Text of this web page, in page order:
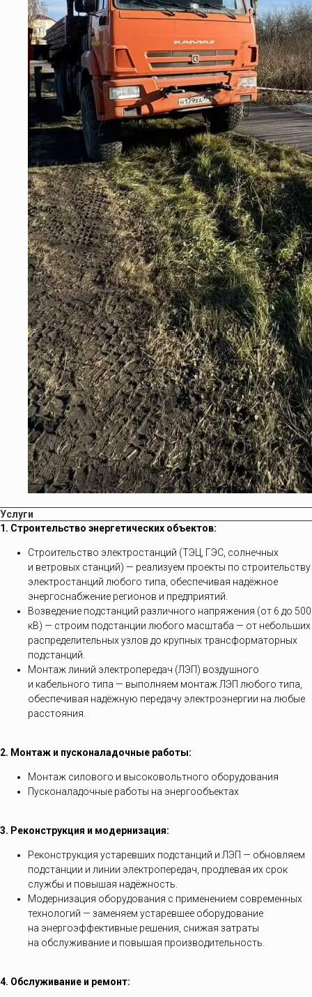
Услуги
1. Строительство энергетических объектов:
Строительство электростанций (ТЭЦ, ГЭС, солнечных
и ветровых станций) — реализуем проекты по строительству
электростанций любого типа, обеспечивая надёжное
энергоснабжение регионов и предприятий.
Возведение подстанций различного напряжения (от 6 до 500
кВ) — строим подстанции любого масштаба — от небольших
распределительных узлов до крупных трансформаторных
подстанций.
Монтаж линий электропередач (ЛЭП) воздушного
и кабельного типа — выполняем монтаж ЛЭП любого типа,
обеспечивая надёжную передачу электроэнергии на любые
расстояния.
2. Монтаж и пусконаладочные работы:
Монтаж силового и высоковольтного оборудования
Пусконаладочные работы на энергообъектах
3. Реконструкция и модернизация:
Реконструкция устаревших подстанций и ЛЭП — обновляем
подстанции и линии электропередач, продлевая их срок
службы и повышая надёжность.
Модернизация оборудования с применением современных
технологий — заменяем устаревшее оборудование
на энергоэффективные решения, снижая затраты
на обслуживание и повышая производительность.
4. Обслуживание и ремонт: